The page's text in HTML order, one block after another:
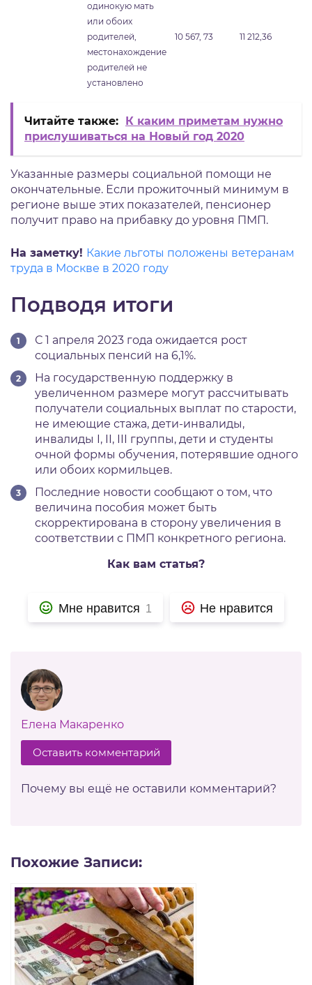
одинокую мать
или обоих
родителей,
местонахождение
родителей не
установлено
10 567, 73 11 212,36
Читайте также:
К каким приметам нужно
прислушиваться на Новый год 2020
Указанные размеры социальной помощи не
окончательные. Если прожиточный минимум в
регионе выше этих показателей, пенсионер
получит право на прибавку до уровня ПМП.
На заметку! Какие льготы положены ветеранам
труда в Москве в 2020 году
Подводя итоги
С 1 апреля 2023 года ожидается рост
социальных пенсий на 6,1%.
На государственную поддержку в
увеличенном размере могут рассчитывать
получатели социальных выплат по старости,
не имеющие стажа, дети-инвалиды,
инвалиды I, II, III группы, дети и студенты
очной формы обучения, потерявшие одного
или обоих кормильцев.
Последние новости сообщают о том, что
величина пособия может быть
скорректирована в сторону увеличения в
соответствии с ПМП конкретного региона.
Как вам статья?
Мне нравится 1 Не нравится
Елена Макаренко
Оставить комментарий
Почему вы ещё не оставили комментарий?
Похожие Записи: